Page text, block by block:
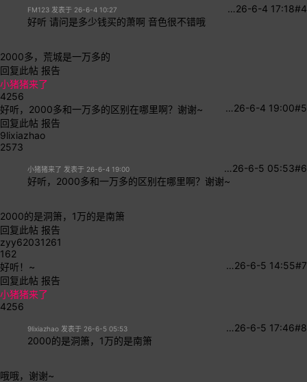
#4
26-6-4 17:18
…
FM123 发表于 26-6-4 10:27
好听 请问是多少钱买的萧啊 音色很不错哦
2000多，荒城是一万多的
回复此帖 报告
小猪猪来了
4256
#5
26-6-4 19:00
…
好听，2000多和一万多的区别在哪里啊？谢谢~
回复此帖 报告
9lixiazhao
2573
#6
26-6-5 05:53
…
小猪猪来了 发表于 26-6-4 19:00
好听，2000多和一万多的区别在哪里啊？谢谢~
2000的是洞箫，1万的是南箫
回复此帖 报告
zyy62031261
162
#7
26-6-5 14:55
…
好听！~
回复此帖 报告
小猪猪来了
4256
#8
26-6-5 17:46
…
9lixiazhao 发表于 26-6-5 05:53
2000的是洞箫，1万的是南箫
哦哦，谢谢~